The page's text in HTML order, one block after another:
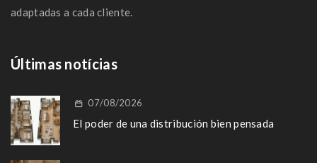
adaptadas a cada cliente.
Últimas notícias
07/08/2026
El poder de una distribución bien pensada